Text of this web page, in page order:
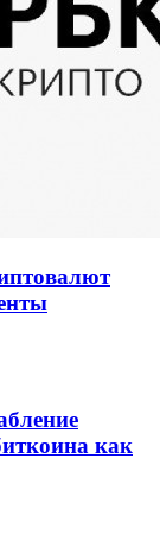
как